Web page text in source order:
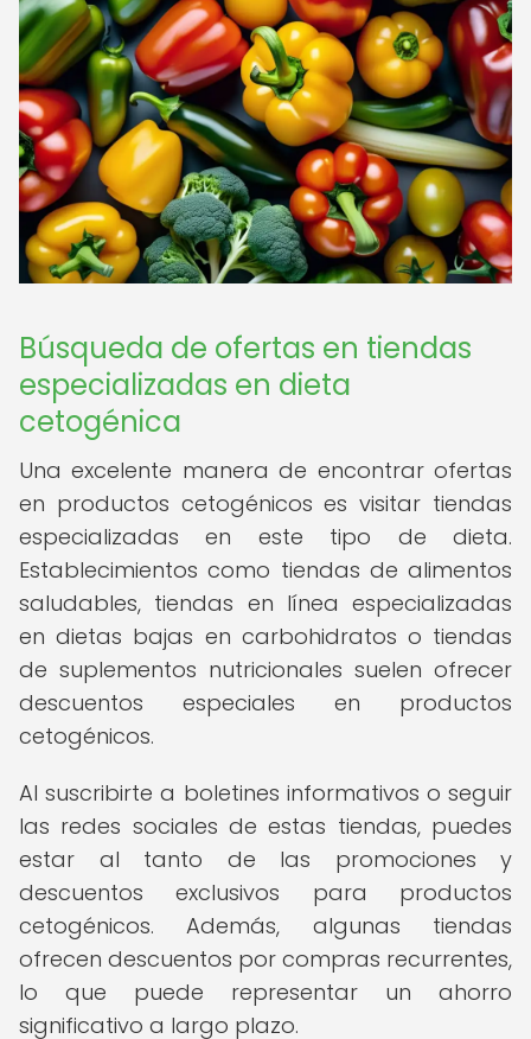
Búsqueda de ofertas en tiendas
especializadas en dieta
cetogénica
Una excelente manera de encontrar ofertas
en productos cetogénicos es visitar tiendas
especializadas en este tipo de dieta.
Establecimientos como tiendas de alimentos
saludables, tiendas en línea especializadas
en dietas bajas en carbohidratos o tiendas
de suplementos nutricionales suelen ofrecer
descuentos especiales en productos
cetogénicos.
Al suscribirte a boletines informativos o seguir
las redes sociales de estas tiendas, puedes
estar al tanto de las promociones y
descuentos exclusivos para productos
cetogénicos. Además, algunas tiendas
ofrecen descuentos por compras recurrentes,
lo que puede representar un ahorro
significativo a largo plazo.